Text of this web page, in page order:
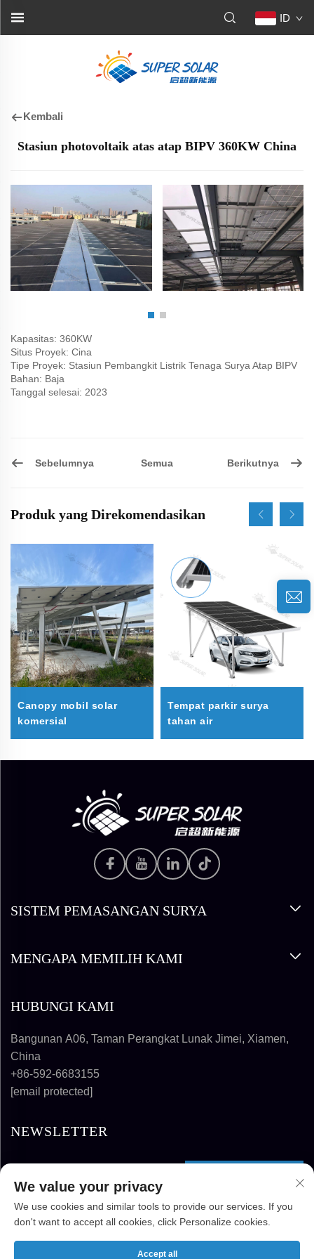
ID
Kembali
Stasiun photovoltaik atas atap BIPV 360KW China
Kapasitas: 360KW
Situs Proyek: Cina
Tipe Proyek: Stasiun Pembangkit Listrik Tenaga Surya Atap BIPV
Bahan: Baja
Tanggal selesai: 2023
Sebelumnya Semua Berikutnya
Produk yang Direkomendasikan
Canopy mobil solar
komersial
Tempat parkir surya
tahan air
SISTEM PEMASANGAN SURYA
MENGAPA MEMILIH KAMI
HUBUNGI KAMI
Bangunan A06, Taman Perangkat Lunak Jimei, Xiamen,
China
+86-592-6683155
[email protected]
NEWSLETTER
HAK CIPTA © 2025-2026 FUJIAN SUPER
SELURUH HAK DILINDUNGI UNDANG-
We value your privacy
We use cookies and similar tools to provide our services. If you
don't want to accept all cookies, click Personalize cookies.
Accept all